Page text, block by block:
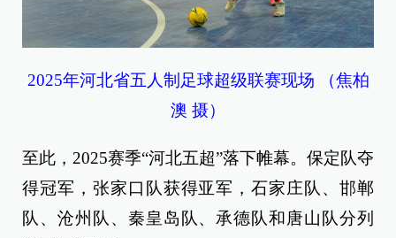
2025年河北省五人制足球超级联赛现场 （焦柏
澳 摄）
至此，2025赛季“河北五超”落下帷幕。保定队夺
得冠军，张家口队获得亚军，石家庄队、邯郸
队、沧州队、秦皇岛队、承德队和唐山队分列